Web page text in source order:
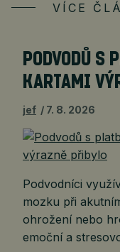
VÍCE
PODVODŮ S
KARTAMI
jef 7. 8. 2026
Podvodníci
mozku při
ohrožení nebo
emoční a